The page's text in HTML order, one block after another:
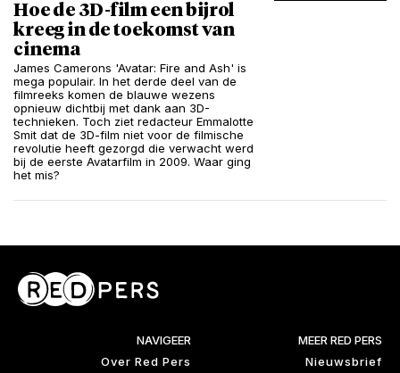
Hoe de 3D-film een bijrol
kreeg in de toekomst van
cinema
James Camerons 'Avatar: Fire and Ash' is
mega populair. In het derde deel van de
filmreeks komen de blauwe wezens
opnieuw dichtbij met dank aan 3D-
technieken. Toch ziet redacteur Emmalotte
Smit dat de 3D-film niet voor de filmische
revolutie heeft gezorgd die verwacht werd
bij de eerste Avatarfilm in 2009. Waar ging
het mis?
NAVIGEER
Over Red Pers
MEER RED PERS
Nieuwsbrief